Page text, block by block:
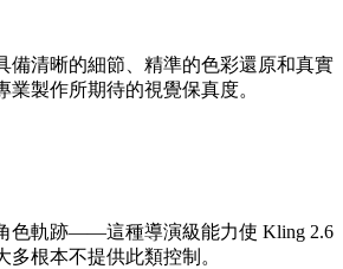
備清晰的細節、精準的色彩還原和真實
製作所期待的視覺保真度。
色軌跡——這種導演級能力使 Kling 2.6
根本不提供此類控制。